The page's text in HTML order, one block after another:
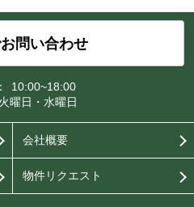
問い合わせ
10:00~18:00
火曜日・水曜日
会社概要
物件リクエスト